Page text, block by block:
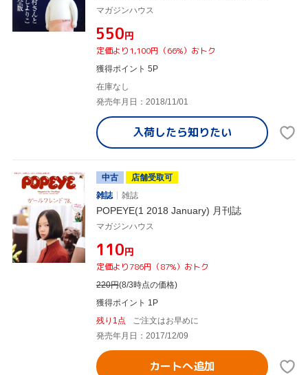
マガジンハウス
¥550円
定価より1,100円（66%）おトク
獲得ポイント 5P
在庫なし
発売年月日：2018/11/01
入荷したら知りたい
中古
店舗受取可
雑誌
雑誌
POPEYE(1 2018 January) 月刊誌
マガジンハウス
¥110円
定価より786円（87%）おトク
220円(8/3時点の価格)
獲得ポイント 1P
残り1点
ご注文はお早めに
発売年月日：2017/12/09
カートへ追加